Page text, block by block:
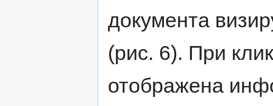
документа
(рис. 6). При
отображена